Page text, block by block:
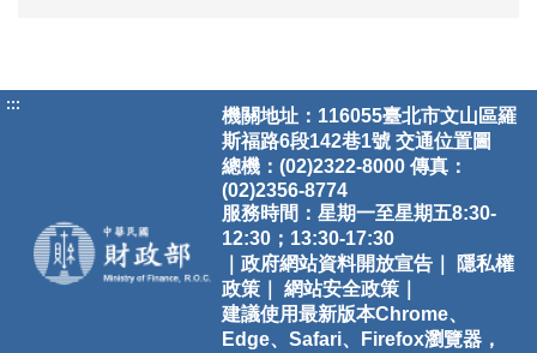
:::
機關地址：116055臺北市文山區羅
斯福路6段142巷1號 交通位置圖
總機：(02)2322-8000 傳真：
(02)2356-8774
服務時間：星期一至星期五8:30-
12:30；13:30-17:30
｜政府網站資料開放宣告｜
隱私權
政策｜
網站安全政策｜
建議使用最新版本Chrome、
Edge、Safari、Firefox瀏覽器，